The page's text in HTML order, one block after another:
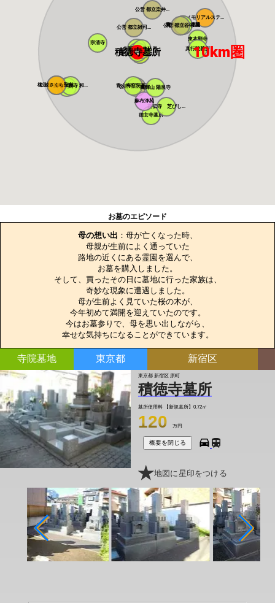
感通寺
恵光メモリアル...
東本願寺
メモリアルステ...
宗清寺
浄見寺
瑞光寺
桜上水 みたま...
寛永寺谷中霊園
徳玄寺墓所
真行院墓所
正伝寺 芝びし...
寛永寺德川浄苑
築地本願寺 和... 公営 都立青山...
公営 都立雑司...
公営 都立染井...
公営 都立谷中...
多聞院 牛込四...
青山梅窓院墓苑
麻布浄苑
萬輝山 陽泉寺
杉並さくら聖苑
積徳寺墓所 10km圏
お墓のエピソード
母の想い出 ：母が亡くなった時、
母親が生前によく通っていた
路地の近くにある霊園を選んで、
お墓を購入しました。
そして、買ったその日に墓地に行った家族は、
奇妙な現象に遭遇しました。
母が生前よく見ていた桜の木が、
今年初めて満開を迎えていたのです。
今はお墓参りで、母を思い出しながら、
幸せな気持ちになることができています。
寺院墓地 東京都 新宿区
東京都 新宿区 原町
積徳寺墓所
墓所使用料 【新規墓所】0.72㎡
120 万円
概要を閉じる
地図に星印をつける